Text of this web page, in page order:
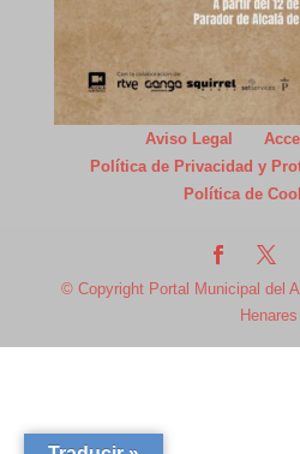
Aviso Legal
Política de Privacidad y
Política de
© Copyright Portal Municipal del
Henares